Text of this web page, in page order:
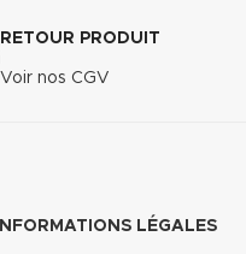
RETOUR PRODUIT
Voir nos CGV
INFORMATIONS LÉGALES